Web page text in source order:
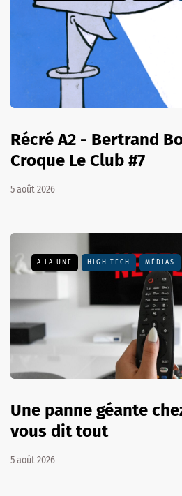
Récré A2 - Bertrand
Croque Le Club #7
5 août 2026
A LA UNE HIGH TECH MÉDIAS
Une panne géante
vous dit tout
5 août 2026